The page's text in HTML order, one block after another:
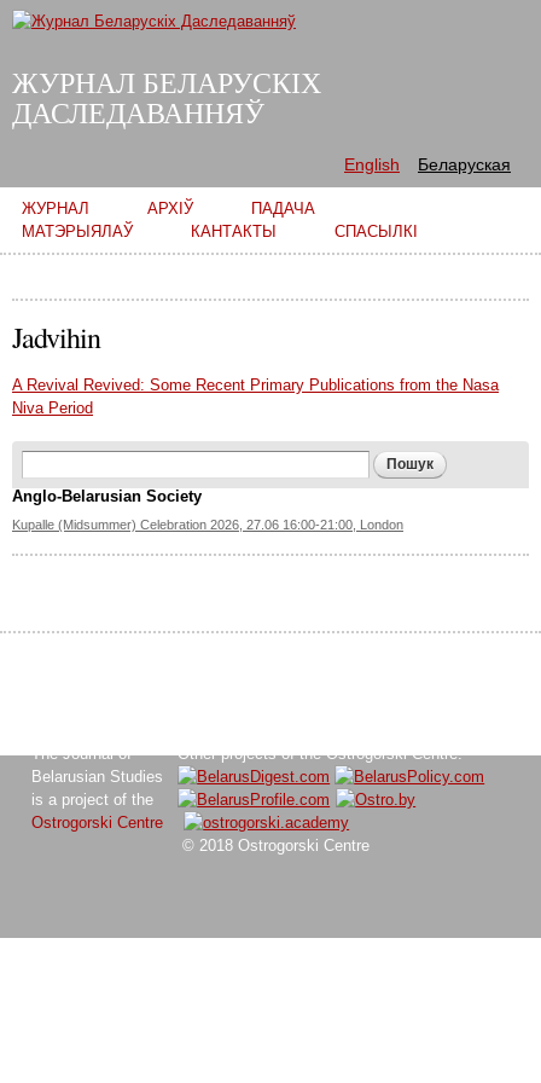
main
ЖУРНАЛ БЕЛАРУСКІХ
ДАСЛЕДАВАННЯЎ
English Беларуская
Main menu
ЖУРНАЛ АРХІЎ
ПАДАЧА
МАТЭРЫЯЛАЎ
КАНТАКТЫ СПАСЫЛКІ
Jadvihin
A Revival Revived: Some Recent Primary Publications from the Nasa
Niva Period
Search form
Anglo-Belarusian Society
Kupalle (Midsummer) Celebration 2026, 27.06 16:00-21:00, London
The Journal of
Belarusian Studies
is a project of the
Ostrogorski Centre
Other projects of the Ostrogorski Centre:
© 2018 Ostrogorski Centre